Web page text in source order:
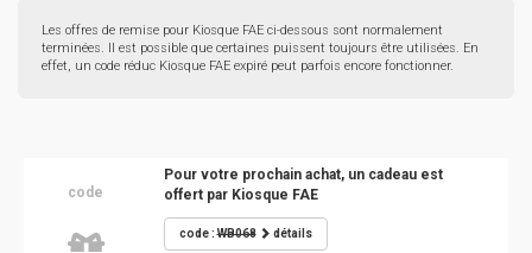
Les offres de remise pour Kiosque FAE ci-dessous sont normalement
terminées. Il est possible que certaines puissent toujours être utilisées. En
effet, un code réduc Kiosque FAE expiré peut parfois encore fonctionner.
code
Pour votre prochain achat, un cadeau est
offert par Kiosque FAE
code :WB068 détails